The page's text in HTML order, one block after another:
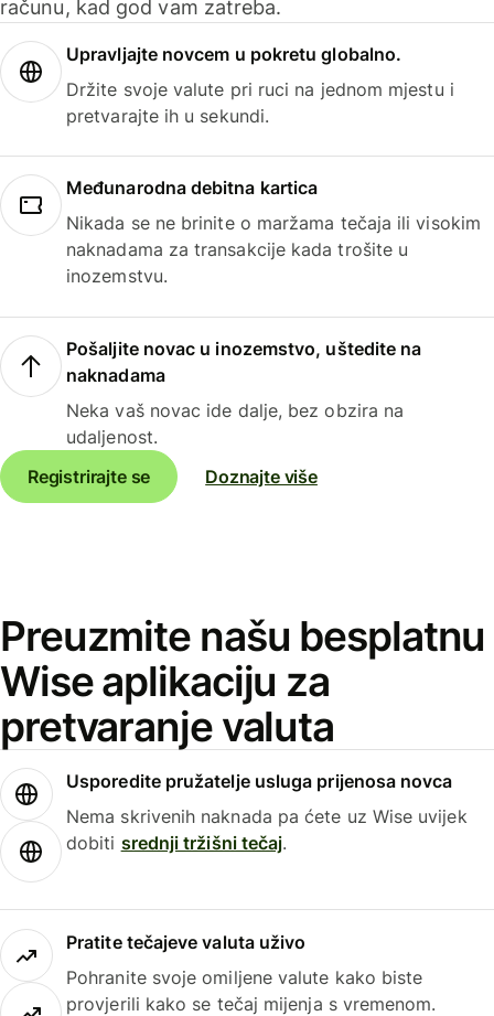
računu, kad god vam zatreba.
Upravljajte novcem u pokretu globalno.
Držite svoje valute pri ruci na jednom mjestu i
pretvarajte ih u sekundi.
Međunarodna debitna kartica
Nikada se ne brinite o maržama tečaja ili visokim
naknadama za transakcije kada trošite u
inozemstvu.
Pošaljite novac u inozemstvo, uštedite na
naknadama
Neka vaš novac ide dalje, bez obzira na
udaljenost.
Registrirajte se
Doznajte više
Preuzmite našu besplatnu
Wise aplikaciju za
pretvaranje valuta
Usporedite pružatelje usluga prijenosa novca
Nema skrivenih naknada pa ćete uz Wise uvijek
dobiti srednji tržišni tečaj.
Pratite tečajeve valuta uživo
Pohranite svoje omiljene valute kako biste
provjerili kako se tečaj mijenja s vremenom.